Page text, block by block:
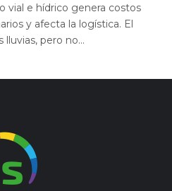
vial e hídrico genera costos
y afecta la logística. El
lluvias, pero no...